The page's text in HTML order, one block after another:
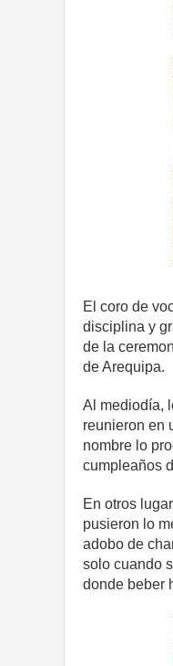
El coro de
disciplina y
de la
de Arequipa.
Al mediodía,
reunieron en
nombre lo
cumpleaños
En otros
pusieron lo
adobo de
solo cuando
donde beber